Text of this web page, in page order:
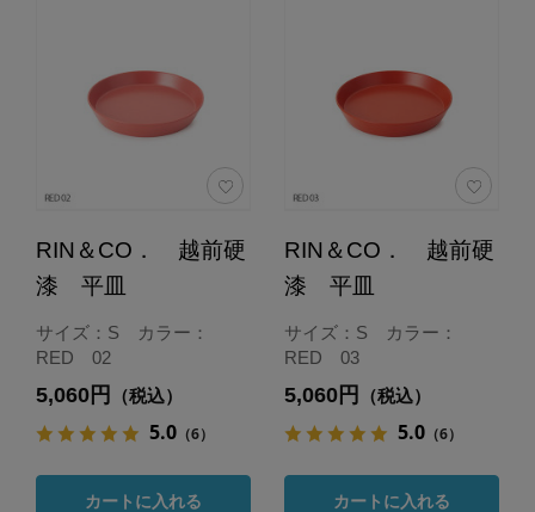
RIN＆CO． 越前硬
漆 平皿
サイズ：S カラー：
RED 02
5,060円 （税込）
5.0（6）
カートに入れる
RIN＆CO． 越前硬
漆 平皿
サイズ：S カラー：
RED 03
5,060円 （税込）
5.0（6）
カートに入れる